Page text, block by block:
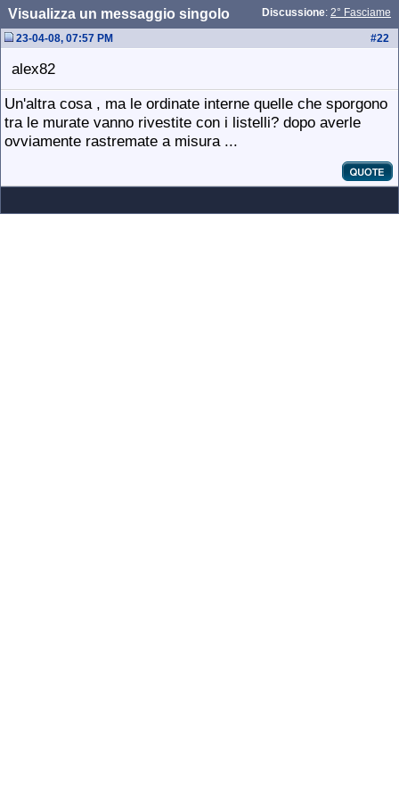
Discussione: 2° Fasciame
Visualizza un messaggio singolo
#22
23-04-08, 07:57 PM
alex82
Un'altra cosa , ma le ordinate interne quelle che sporgono
tra le murate vanno rivestite con i listelli? dopo averle
ovviamente rastremate a misura ...